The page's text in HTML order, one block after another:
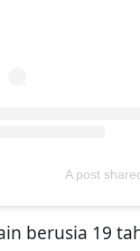
A post
berusia 19